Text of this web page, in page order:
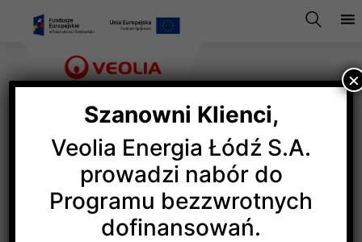
1. miejsce dla prezes Veolii
Energii Łódź
Szanowni Klienci,
Veolia Energia Łódź S.A.
prowadzi nabór do
Programu bezzwrotnych
dofinansowań.
×